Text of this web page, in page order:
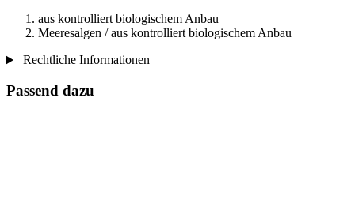
aus kontrolliert biologischem Anbau
Meeresalgen / aus kontrolliert biologischem Anbau
Rechtliche Informationen
Passend dazu